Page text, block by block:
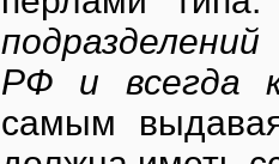
РФ и всегда к
самым